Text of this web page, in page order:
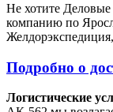
Не хотите
компанию по
Подробно о
Логистические